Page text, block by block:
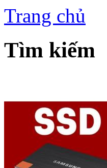
Trang chủ
Tìm kiếm